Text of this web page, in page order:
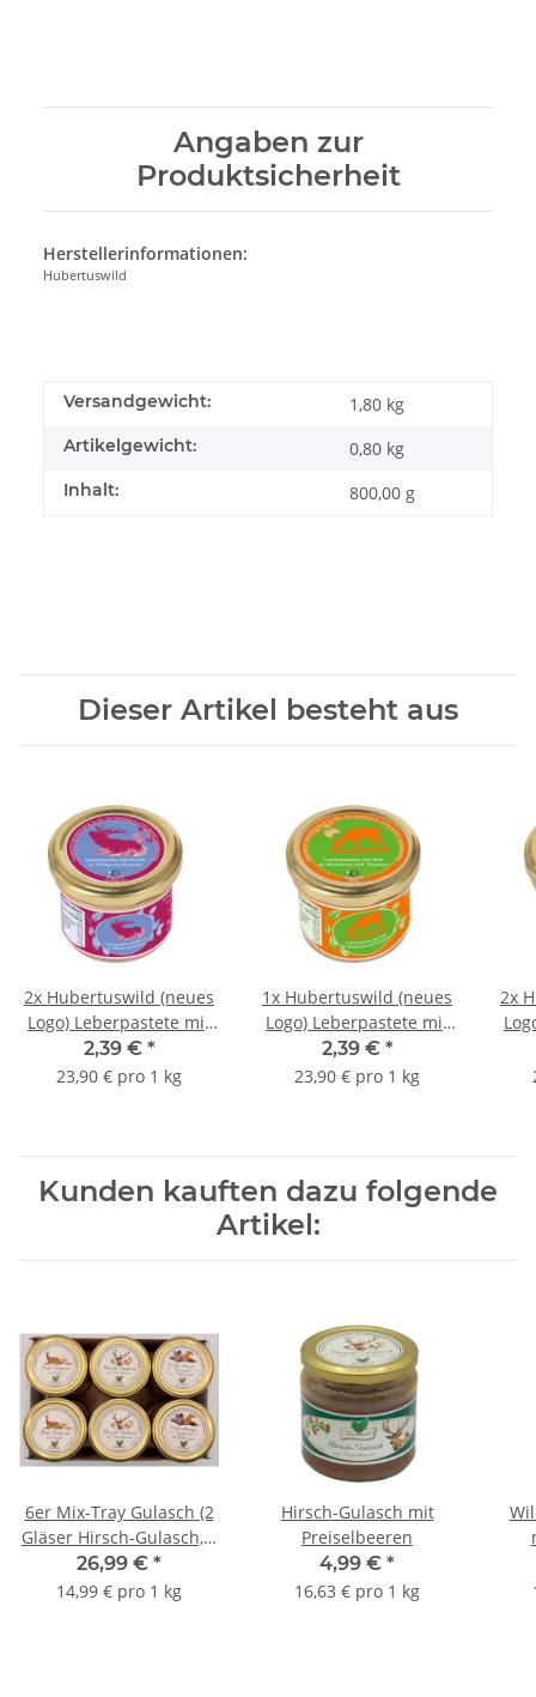
Angaben zur
Produktsicherheit
Herstellerinformationen:
Hubertuswild
Versandgewicht: 1,80 kg
Artikelgewicht: 0,80 kg
Inhalt: 800,00 g
Dieser Artikel besteht aus
2x Hubertuswild (neues
Logo) Leberpastete mit
Hirsch an
Wildpreiselbeeren
2,39 € *
23,90 € pro 1 kg
1x Hubertuswild (neues
Logo) Leberpastete mit
Reh an Rosmarin &
Thymian
2,39 € *
23,90 € pro 1 kg
2x
Kunden kauften dazu folgende
Artikel:
6er Mix-Tray Gulasch (2
Gläser Hirsch-Gulasch, 2
Gläser Wildschwein-
Gulasch, 2 Gläser Reh-
26,99 € *
14,99 € pro 1 kg
Hirsch-Gulasch mit
Preiselbeeren
4,99 € *
16,63 € pro 1 kg